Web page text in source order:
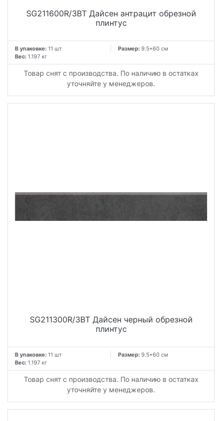
SG211600R/3BT Дайсен антрацит обрезной
плинтус
В упаковке: 11 шт Размер: 9.5*60 см
Вес: 1.197 кг
Товар снят с производства. По наличию в остатках
уточняйте у менеджеров.
SG211300R/3BT Дайсен черный обрезной
плинтус
В упаковке: 11 шт Размер: 9.5*60 см
Вес: 1.197 кг
Товар снят с производства. По наличию в остатках
уточняйте у менеджеров.